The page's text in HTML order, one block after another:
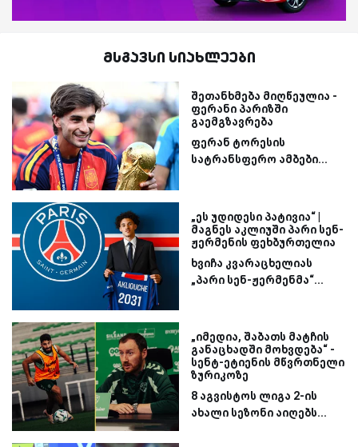
მსგავსი სიახლეები
შეთანხმება მიღწეულია -
ფერანი პარიზში
გაემგზავრება
ფერან ტორესის
სატრანსფერო ამბები...
„ეს უდიდესი პატივია“ |
მაგნეს აკლიუში პარი სენ-
ჟერმენის ფეხბურთელია
ხვიჩა კვარაცხელიას
„პარი სენ-ჟერმენმა“...
„იმედია, შაბათს მატჩის
განაცხადში მოხვდება“ -
სენტ-ეტიენის მწვრთნელი
ზურიკოზე
8 აგვისტოს ლიგა 2-ის
ახალი სეზონი აიღებს...